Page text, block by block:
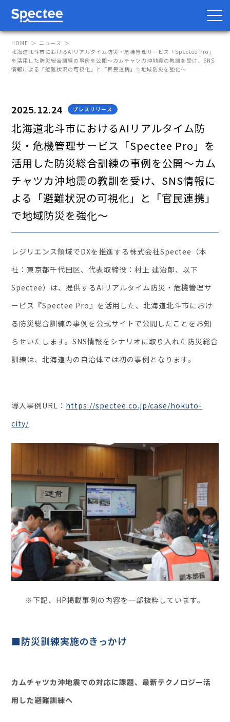
サービス
Spectee Pro
Spectee SCR
スマートリスク管理
導入事例
レポート
セミナー・イベント
企業情報
ニュース
ミッション
経営チーム
沿革
採用情報
お問い合わせ
HOME
ニュース
北海道北斗市におけるAIリアルタイム防災・危機管理サービス「Spectee Pro」
を活用した防災総合訓練の事例を公開～カムチャツカ沖地震の教訓を受け、SNS
情報による「避難状況の可視化」と「官民連携」で地域防災を強化～
2025.12.24 プレスリリース
北海道北斗市におけるAIリアルタイム防
災・危機管理サービス「Spectee Pro」を
活用した防災総合訓練の事例を公開～カム
チャツカ沖地震の教訓を受け、SNS情報に
よる「避難状況の可視化」と「官民連携」
で地域防災を強化～
レジリエンス領域でDXを推進する株式会社Spectee（本
社：東京都千代田区、代表取締役：村上 建治郎、以下
Spectee）は、提供するAIリアルタイム防災・危機管理サ
ービス『Spectee Pro』を活用した、北海道北斗市におけ
る防災総合訓練の事例を公式サイトで公開したことをお知
らせいたします。SNS情報をシナリオに取り入れた防災総合
訓練は、北海道内の自治体では初の事例となります。
導入事例URL： https://spectee.co.jp/case/hokuto-
city/
※下記、HP掲載事例の内容を一部抜粋しています。
■防災訓練実施のきっかけ
カムチャツカ沖地震での対応に課題、最新テクノロジー活
用した避難訓練へ